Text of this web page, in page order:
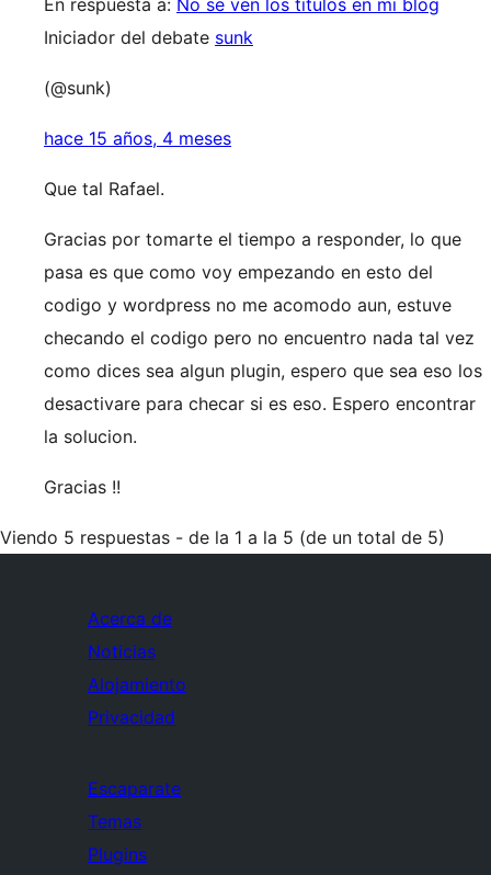
En respuesta a: No se ven los titulos en mi blog
Iniciador del debate sunk
(@sunk)
hace 15 años, 4 meses
Que tal Rafael.
Gracias por tomarte el tiempo a responder, lo que
pasa es que como voy empezando en esto del
codigo y wordpress no me acomodo aun, estuve
checando el codigo pero no encuentro nada tal vez
como dices sea algun plugin, espero que sea eso los
desactivare para checar si es eso. Espero encontrar
la solucion.
Gracias !!
Viendo 5 respuestas - de la 1 a la 5 (de un total de 5)
Acerca de
Noticias
Alojamiento
Privacidad
Escaparate
Temas
Plugins